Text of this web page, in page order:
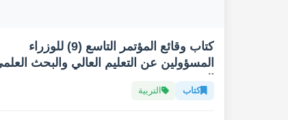
كتاب وقائع المؤتمر التاسع (9) للوزراء
المسؤولين عن التعليم العالي والبحث
كتاب التربية